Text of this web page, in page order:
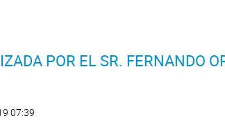
POR EL SR. FERNANDO
07:39